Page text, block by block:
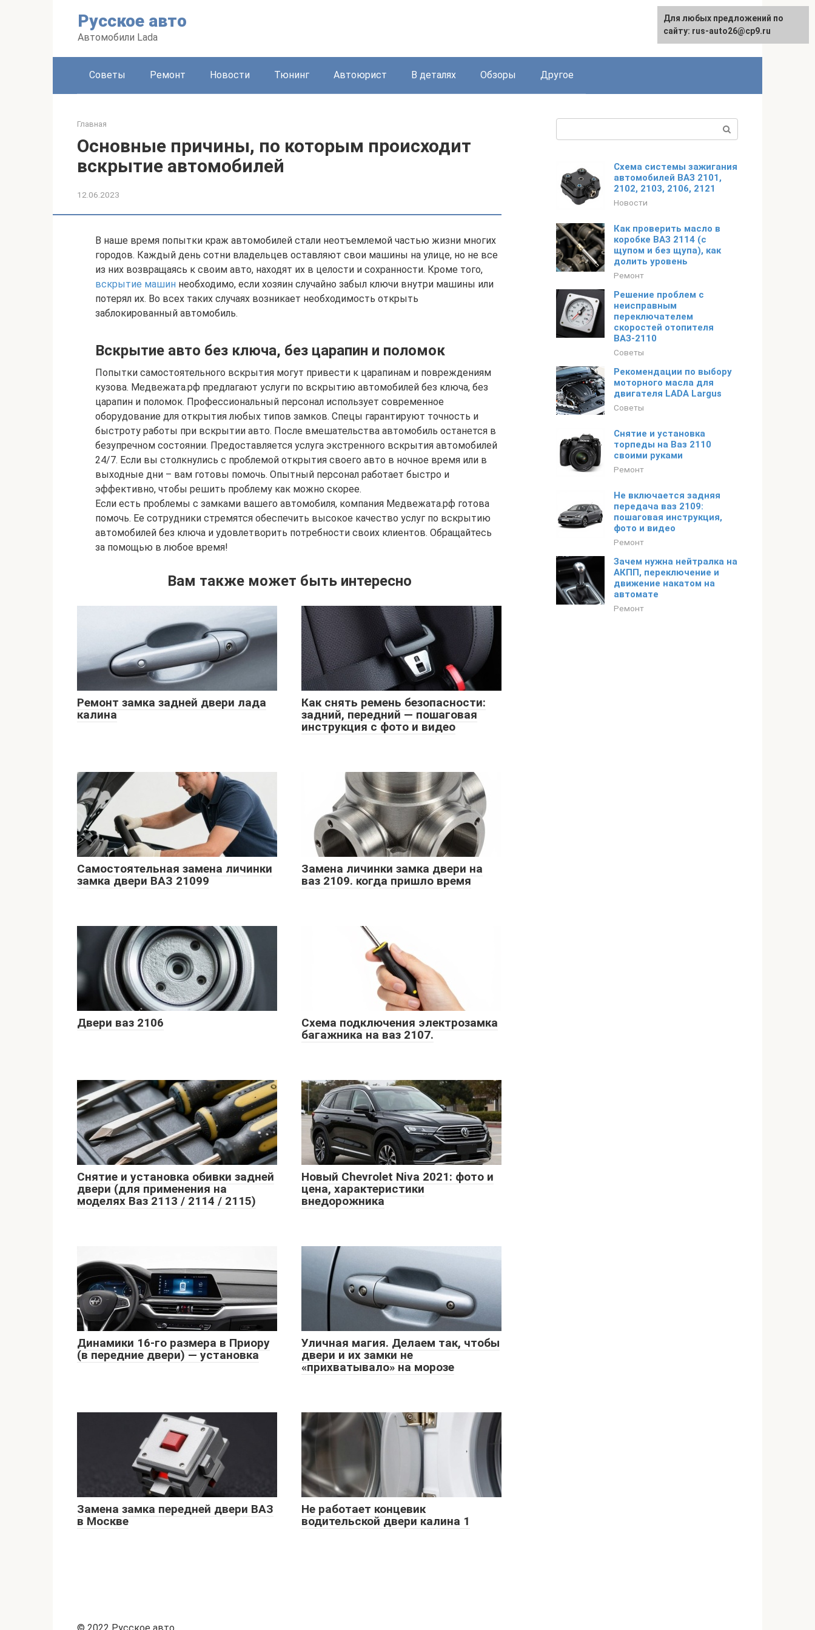
Русское авто
Автомобили Lada
Советы Ремонт Новости Тюнинг Автоюрист В деталях Обзоры Другое
Главная
Основные причины, по которым происходит
вскрытие автомобилей
12.06.2023
В наше время попытки краж автомобилей стали неотъемлемой частью жизни многих
городов. Каждый день сотни владельцев оставляют свои машины на улице, но не все
из них возвращаясь к своим авто, находят их в целости и сохранности. Кроме того,
вскрытие машин необходимо, если хозяин случайно забыл ключи внутри машины или
потерял их. Во всех таких случаях возникает необходимость открыть
заблокированный автомобиль.
Вскрытие авто без ключа, без царапин и поломок
Попытки самостоятельного вскрытия могут привести к царапинам и повреждениям
кузова. Медвежата.рф предлагают услуги по вскрытию автомобилей без ключа, без
царапин и поломок. Профессиональный персонал использует современное
оборудование для открытия любых типов замков. Спецы гарантируют точность и
быстроту работы при вскрытии авто. После вмешательства автомобиль останется в
безупречном состоянии. Предоставляется услуга экстренного вскрытия автомобилей
24/7. Если вы столкнулись с проблемой открытия своего авто в ночное время или в
выходные дни – вам готовы помочь. Опытный персонал работает быстро и
эффективно, чтобы решить проблему как можно скорее.
Если есть проблемы с замками вашего автомобиля, компания Медвежата.рф готова
помочь. Ее сотрудники стремятся обеспечить высокое качество услуг по вскрытию
автомобилей без ключа и удовлетворить потребности своих клиентов. Обращайтесь
за помощью в любое время!
Вам также может быть интересно
Ремонт замка задней двери лада
калина
Как снять ремень безопасности:
задний, передний — пошаговая
инструкция с фото и видео
Самостоятельная замена личинки
замка двери ВАЗ 21099
Замена личинки замка двери на
ваз 2109. когда пришло время
Двери ваз 2106
Схема подключения электрозамка
багажника на ваз 2107.
Снятие и установка обивки задней
двери (для применения на
моделях Ваз 2113 / 2114 / 2115)
Новый Chevrolet Niva 2021: фото и
цена, характеристики
внедорожника
Динамики 16-го размера в Приору
(в передние двери) — установка
Уличная магия. Делаем так, чтобы
двери и их замки не
«прихватывало» на морозе
Замена замка передней двери ВАЗ
в Москве
Не работает концевик
водительской двери калина 1
Схема системы зажигания
автомобилей ВАЗ 2101,
2102, 2103, 2106, 2121
Новости
Как проверить масло в
коробке ВАЗ 2114 (с
щупом и без щупа), как
долить уровень
Ремонт
Решение проблем с
неисправным
переключателем
скоростей отопителя
ВАЗ-2110
Советы
Рекомендации по выбору
моторного масла для
двигателя LADA Largus
Советы
Снятие и установка
торпеды на Ваз 2110
своими руками
Ремонт
Не включается задняя
передача ваз 2109:
пошаговая инструкция,
фото и видео
Ремонт
Зачем нужна нейтралка на
АКПП, переключение и
движение накатом на
автомате
Ремонт
Для любых предложений по
сайту: rus-auto26@cp9.ru